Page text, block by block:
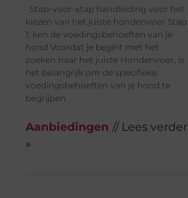
Stap-voor-stap handleiding voor het
kiezen van het juiste hondenvoer Stap
1: ken de voedingsbehoeften van je
hond Voordat je begint met het
zoeken naar het juiste Hondenvoer, is
het belangrijk om de specifieke
voedingsbehoeften van je hond te
begrijpen.
Aanbiedingen // Lees verder
»